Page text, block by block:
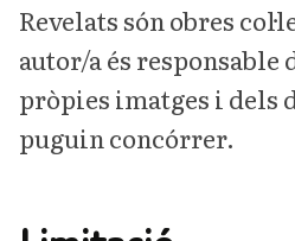
Revelats són obres
autor/a és responsable
pròpies imatges i dels
puguin concórrer.